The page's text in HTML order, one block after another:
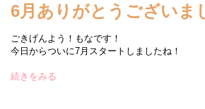
6月ありがとうございま
ごきげんよう！もなです！
今日からついに7月スタートしましたね！
続きをみる